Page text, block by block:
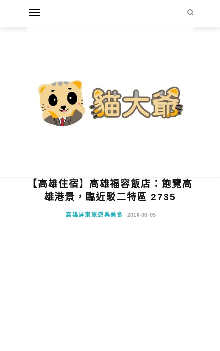
【高雄住宿】高雄福容飯店：飽覽高
雄港景，臨近駁二特區 2735
高雄屏東旅遊與美食 2016-06-05